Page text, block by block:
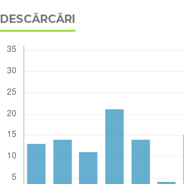
DESCĂRCĂRI